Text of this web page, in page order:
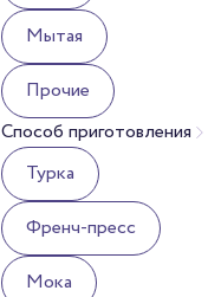
Мытая
Прочие
Способ приготовления
Турка
Френч-пресс
Мока